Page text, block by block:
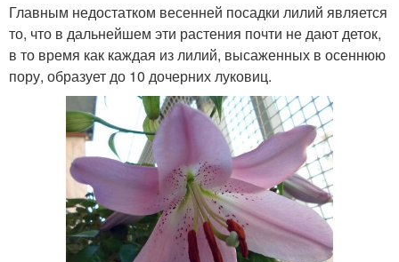
Главным недостатком весенней посадки лилий является
то, что в дальнейшем эти растения почти не дают деток,
в то время как каждая из лилий, высаженных в осеннюю
пору, образует до 10 дочерних луковиц.